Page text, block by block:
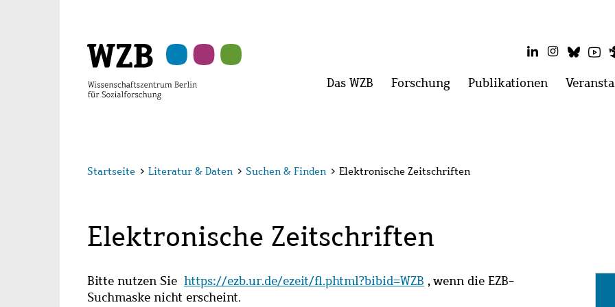
LinkedInInstagram
Hauptmenü
Das WZB Menü
Forschung Menü
Publikationen Menü
Startseite > Literatur & Daten > Suchen & Finden > Elektronische Zeitschriften
Elektronische Zeitschriften
Bitte nutzen Sie https://ezb.ur.de/ezeit/fl.phtml?bibid=WZB , wenn die EZB-
Suchmaske nicht erscheint.